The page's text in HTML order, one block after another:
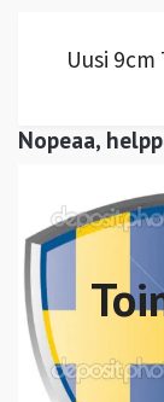
Nopeaa,
Uusi 9cm